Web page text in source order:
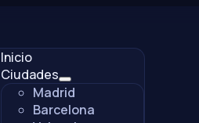
Inicio
Ciudades
Madrid
Barcelona